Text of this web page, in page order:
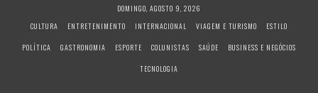
DOMINGO, AGOSTO 9, 2026
CULTURA
ENTRETENIMENTO INTERNACIONAL VIAGEM E TURISMO
ESTILO
POLÍTICA
GASTRONOMIA ESPORTE COLUNISTAS SAÚDE
BUSINESS E NEGÓCIOS
TECNOLOGIA